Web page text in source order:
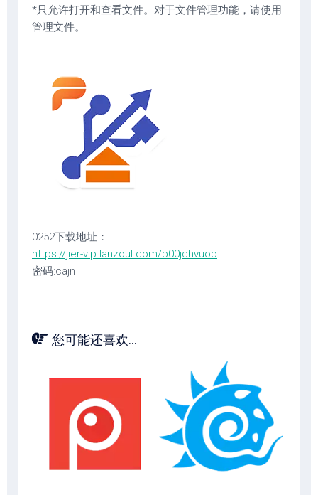
*只允许打开和查看文件。对于文件管理功能，请使用
管理文件。
0252下载地址：
https://jier-vip.lanzoul.com/b00jdhvuob
密码:cajn
您可能还喜欢...